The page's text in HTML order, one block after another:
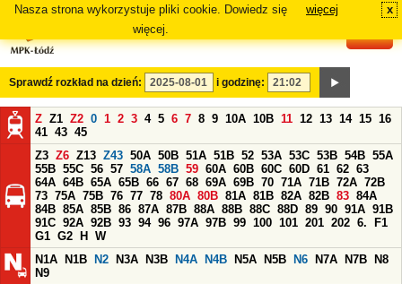
Nasza strona wykorzystuje pliki cookie. Dowiedz się
więcej.
więcej x
Sprawdź rozkład na dzień: i godzinę:
Z Z1 Z2 0 1 2 3 4 5 6 7 8 9 10A 10B 11 12 13 14 15 16
41 43 45
Z3 Z6 Z13 Z43 50A 50B 51A 51B 52 53A 53C 53B 54B 55A
55B 55C 56 57 58A 58B 59 60A 60B 60C 60D 61 62 63
64A 64B 65A 65B 66 67 68 69A 69B 70 71A 71B 72A 72B
73 75A 75B 76 77 78 80A 80B 81A 81B 82A 82B 83 84A
84B 85A 85B 86 87A 87B 88A 88B 88C 88D 89 90 91A 91B
91C 92A 92B 93 94 96 97A 97B 99 100 101 201 202 6.
F1
G1 G2 H
W
N1A
N1B N2 N3A N3B N4A N4B N5A N5B N6 N7A N7B
N8
N9